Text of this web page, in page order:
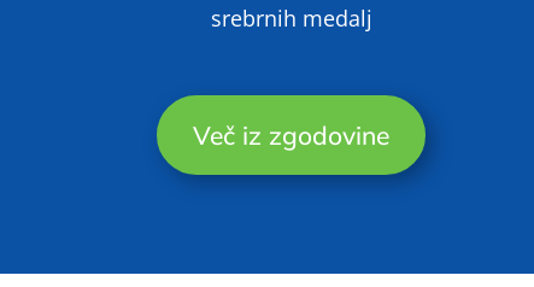
srebrnih medalj
Več iz zgodovine